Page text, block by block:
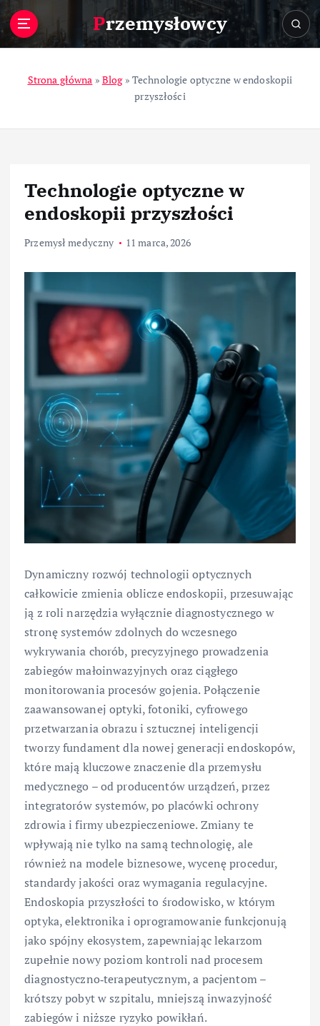
Przemysłowcy
Strona główna » Blog» Technologie optyczne w endoskopii
przyszłości
Technologie optyczne w
endoskopii przyszłości
Przemysł medyczny 11 marca, 2026
Dynamiczny rozwój technologii optycznych
całkowicie zmienia oblicze endoskopii, przesuwając
ją z roli narzędzia wyłącznie diagnostycznego w
stronę systemów zdolnych do wczesnego
wykrywania chorób, precyzyjnego prowadzenia
zabiegów małoinwazyjnych oraz ciągłego
monitorowania procesów gojenia. Połączenie
zaawansowanej optyki, fotoniki, cyfrowego
przetwarzania obrazu i sztucznej inteligencji
tworzy fundament dla nowej generacji endoskopów,
które mają kluczowe znaczenie dla przemysłu
medycznego – od producentów urządzeń, przez
integratorów systemów, po placówki ochrony
zdrowia i firmy ubezpieczeniowe. Zmiany te
wpływają nie tylko na samą technologię, ale
również na modele biznesowe, wycenę procedur,
standardy jakości oraz wymagania regulacyjne.
Endoskopia przyszłości to środowisko, w którym
optyka, elektronika i oprogramowanie funkcjonują
jako spójny ekosystem, zapewniając lekarzom
zupełnie nowy poziom kontroli nad procesem
diagnostyczno‑terapeutycznym, a pacjentom –
krótszy pobyt w szpitalu, mniejszą inwazyjność
zabiegów i niższe ryzyko powikłań.